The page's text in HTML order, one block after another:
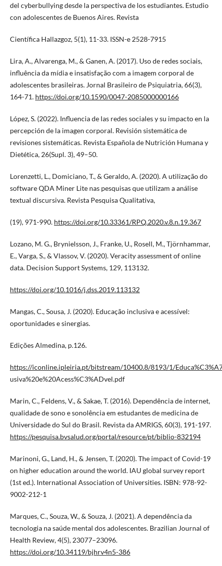
del cyberbullying desde la perspectiva de los estudiantes. Estudio
con adolescentes de Buenos Aires. Revista
Científica Hallazgoz, 5(1), 11-33. ISSN-e 2528-7915
Lira, A., Alvarenga, M., & Ganen, A. (2017). Uso de redes sociais,
influência da mídia e insatisfação com a imagem corporal de
adolescentes brasileiras. Jornal Brasileiro de Psiquiatria, 66(3),
164-71. https://doi.org/10.1590/0047-2085000000166
López, S. (2022). Influencia de las redes sociales y su impacto en la
percepción de la imagen corporal. Revisión sistemática de
revisiones sistemáticas. Revista Española de Nutrición Humana y
Dietética, 26(Supl. 3), 49–50.
Lorenzetti, L., Domiciano, T., & Geraldo, A. (2020). A utilização do
software QDA Miner Lite nas pesquisas que utilizam a análise
textual discursiva. Revista Pesquisa Qualitativa,
(19), 971-990. https://doi.org/10.33361/RPQ.2020.v.8.n.19.367
Lozano, M. G., Brynielsson, J., Franke, U., Rosell, M., Tjörnhammar,
E., Varga, S., & Vlassov, V. (2020). Veracity assessment of online
data. Decision Support Systems, 129, 113132.
https://doi.org/10.1016/j.dss.2019.113132
Mangas, C., Sousa, J. (2020). Educação inclusiva e acessível:
oportunidades e sinergias.
Edições Almedina, p.126.
https://iconline.ipleiria.pt/bitstream/10400.8/8193/1/
usiva%20e%20Acess%C3%ADvel.pdf
Marin, C., Feldens, V., & Sakae, T. (2016). Dependência de internet,
qualidade de sono e sonolência em estudantes de medicina de
Universidade do Sul do Brasil. Revista da AMRIGS, 60(3), 191-197.
https://pesquisa.bvsalud.org/portal/resource/pt/biblio-832194
Marinoni, G., Land, H., & Jensen, T. (2020). The impact of Covid-19
on higher education around the world. IAU global survey report
(1st ed.). International Association of Universities. ISBN: 978-92-
9002-212-1
Marques, C., Souza, W., & Souza, J. (2021). A dependência da
tecnologia na saúde mental dos adolescentes. Brazilian Journal of
Health Review, 4(5), 23077–23096.
https://doi.org/10.34119/bjhrv4n5-386